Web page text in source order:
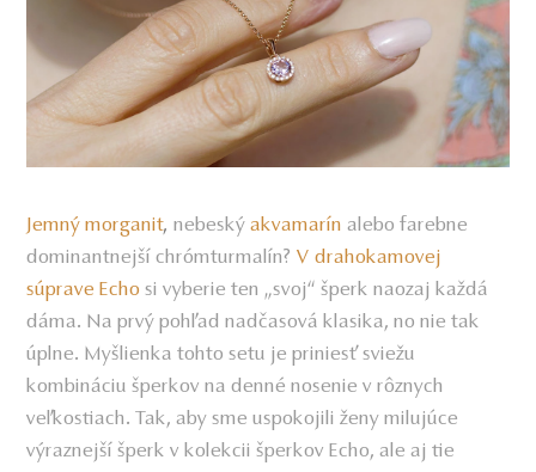
Jemný morganit,nebeskýakvamarín alebo farebne
dominantnejší chrómturmalín? V drahokamovej
súprave Echo si vyberie ten „svoj“ šperk naozaj každá
dáma. Na prvý pohľad nadčasová klasika, no nie tak
úplne. Myšlienka tohto setu je priniesť sviežu
kombináciu šperkov na denné nosenie v rôznych
veľkostiach. Tak, aby sme uspokojili ženy milujúce
výraznejší šperk v kolekcii šperkov Echo, ale aj tie